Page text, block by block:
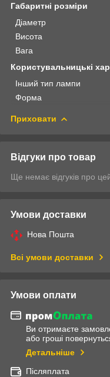
Габаритні розміри
Діаметр
Висота
Вага
Користувальницькі
Інший тип лампи
Форма
Приховати
Відгуки про товар
Ще немає відгуків про
Умови доставки
Нова Пошта
Всі умови доставки
Умови оплати
Ви отримаєте
або гроші
Детальніше
Післяплата